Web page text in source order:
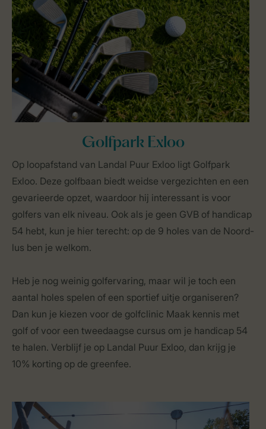
Golfpark Exloo
Op loopafstand van Landal Puur Exloo ligt Golfpark
Exloo. Deze golfbaan biedt weidse vergezichten en een
gevarieerde opzet, waardoor hij interessant is voor
golfers van elk niveau. Ook als je geen GVB of handicap
54 hebt, kun je hier terecht: op de 9 holes van de Noord-
lus ben je welkom.
Heb je nog weinig golfervaring, maar wil je toch een
aantal holes spelen of een sportief uitje organiseren?
Dan kun je kiezen voor de golfclinic Maak kennis met
golf of voor een tweedaagse cursus om je handicap 54
te halen. Verblijf je op Landal Puur Exloo, dan krijg je
10% korting op de greenfee.